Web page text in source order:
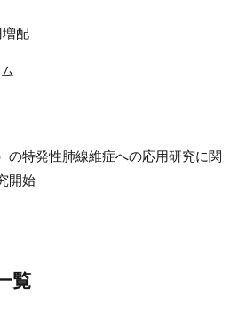
配
の特発性肺線維症への応用研究に関
開始
覧